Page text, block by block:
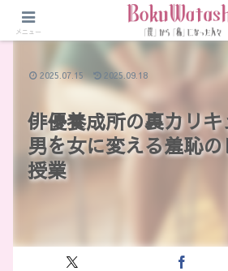
俳優養成所の裏カリ
男を女に変える羞恥
授業
2025.07.15 2025.09.18
メニュー